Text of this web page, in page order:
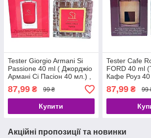
Tester Giorgio Armani Si
Passione 40 ml ( Джорджіо
Армані Сі Пасіон 40 мл.) ,
87,99 ₴ 99 ₴
Купити
Tester Cafe
FORD 40 ml
Кафе Роуз 40
87,99₴ 99
Акційні пропозиції та новинки